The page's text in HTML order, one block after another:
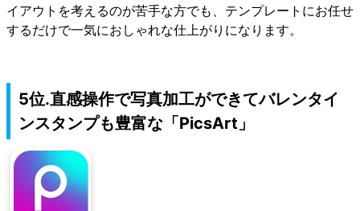
イアウトを考えるのが苦手な方でも、テンプレートにお任せ
するだけで一気におしゃれな仕上がりになります。
5位.直感操作で写真加工ができてバレンタイ
ンスタンプも豊富な「PicsArt」